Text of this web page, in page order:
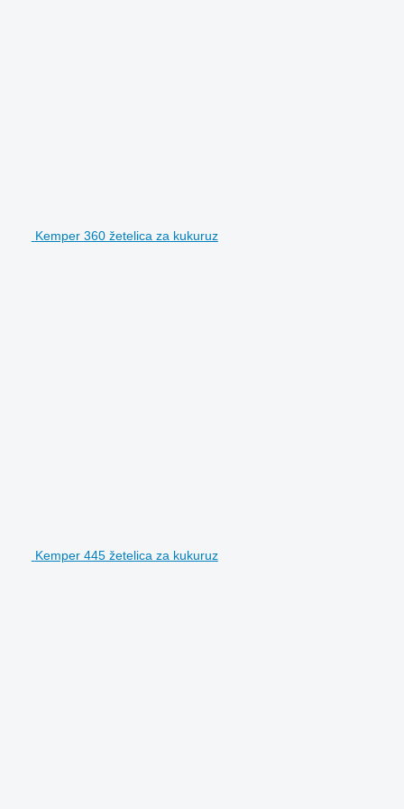
Kemper 360 žetelica za kukuruz
Kemper 445 žetelica za kukuruz